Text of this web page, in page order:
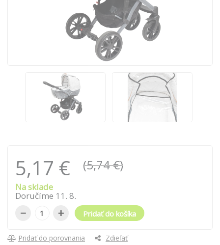
5,17 € (5,74 €)
Na sklade
Doručíme 11 . 8.
− + Pridať do košíka
Pridať do porovnania Zdieľať